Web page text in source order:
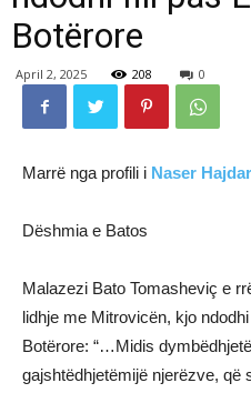
Botërore
April 2, 2025 208 0
Marrë nga profili i Naser
Dëshmia e Batos
Malazezi Bato Tomasheviç e
lidhje me Mitrovicën, kjo
Botërore: “…Midis
gajshtëdhjetëmijë njerëzve, që